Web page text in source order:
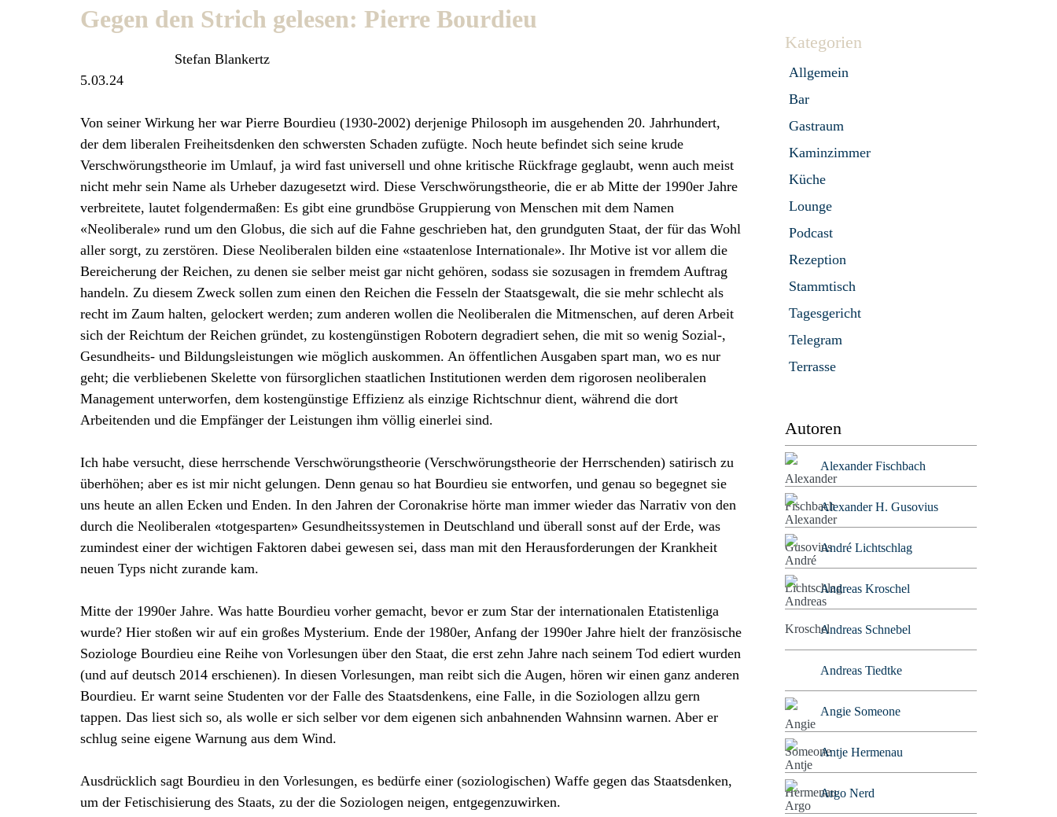
Gegen den Strich gelesen: Pierre Bourdieu
Stefan Blankertz
5.03.24
Von seiner Wirkung her war Pierre Bourdieu (1930-2002) derjenige Philosoph im ausgehenden 20. Jahrhundert,
der dem liberalen Freiheitsdenken den schwersten Schaden zufügte. Noch heute befindet sich seine krude
Verschwörungstheorie im Umlauf, ja wird fast universell und ohne kritische Rückfrage geglaubt, wenn auch meist
nicht mehr sein Name als Urheber dazugesetzt wird. Diese Verschwörungstheorie, die er ab Mitte der 1990er Jahre
verbreitete, lautet folgendermaßen: Es gibt eine grundböse Gruppierung von Menschen mit dem Namen
«Neoliberale» rund um den Globus, die sich auf die Fahne geschrieben hat, den grundguten Staat, der für das Wohl
aller sorgt, zu zerstören. Diese Neoliberalen bilden eine «staatenlose Internationale». Ihr Motive ist vor allem die
Bereicherung der Reichen, zu denen sie selber meist gar nicht gehören, sodass sie sozusagen in fremdem Auftrag
handeln. Zu diesem Zweck sollen zum einen den Reichen die Fesseln der Staatsgewalt, die sie mehr schlecht als
recht im Zaum halten, gelockert werden; zum anderen wollen die Neoliberalen die Mitmenschen, auf deren Arbeit
sich der Reichtum der Reichen gründet, zu kostengünstigen Robotern degradiert sehen, die mit so wenig Sozial-,
Gesundheits- und Bildungsleistungen wie möglich auskommen. An öffentlichen Ausgaben spart man, wo es nur
geht; die verbliebenen Skelette von fürsorglichen staatlichen Institutionen werden dem rigorosen neoliberalen
Management unterworfen, dem kostengünstige Effizienz als einzige Richtschnur dient, während die dort
Arbeitenden und die Empfänger der Leistungen ihm völlig einerlei sind.
Ich habe versucht, diese herrschende Verschwörungstheorie (Verschwörungstheorie der Herrschenden) satirisch zu
überhöhen; aber es ist mir nicht gelungen. Denn genau so hat Bourdieu sie entworfen, und genau so begegnet sie
uns heute an allen Ecken und Enden. In den Jahren der Coronakrise hörte man immer wieder das Narrativ von den
durch die Neoliberalen «totgesparten» Gesundheitssystemen in Deutschland und überall sonst auf der Erde, was
zumindest einer der wichtigen Faktoren dabei gewesen sei, dass man mit den Herausforderungen der Krankheit
neuen Typs nicht zurande kam.
Mitte der 1990er Jahre. Was hatte Bourdieu vorher gemacht, bevor er zum Star der internationalen Etatistenliga
wurde? Hier stoßen wir auf ein großes Mysterium. Ende der 1980er, Anfang der 1990er Jahre hielt der französische
Soziologe Bourdieu eine Reihe von Vorlesungen über den Staat, die erst zehn Jahre nach seinem Tod ediert wurden
(und auf deutsch 2014 erschienen). In diesen Vorlesungen, man reibt sich die Augen, hören wir einen ganz anderen
Bourdieu. Er warnt seine Studenten vor der Falle des Staatsdenkens, eine Falle, in die Soziologen allzu gern
tappen. Das liest sich so, als wolle er sich selber vor dem eigenen sich anbahnenden Wahnsinn warnen. Aber er
schlug seine eigene Warnung aus dem Wind.
Ausdrücklich sagt Bourdieu in den Vorlesungen, es bedürfe einer (soziologischen) Waffe gegen das Staatsdenken,
um der Fetischisierung des Staats, zu der die Soziologen neigen, entgegenzuwirken.
Kategorien
Allgemein
Bar
Gastraum
Kaminzimmer
Küche
Lounge
Podcast
Rezeption
Stammtisch
Tagesgericht
Telegram
Terrasse
Autoren
Alexander Fischbach
Alexander H. Gusovius
André Lichtschlag
Andreas Kroschel
Andreas Schnebel
Andreas Tiedtke
Angie Someone
Antje Hermenau
Argo Nerd